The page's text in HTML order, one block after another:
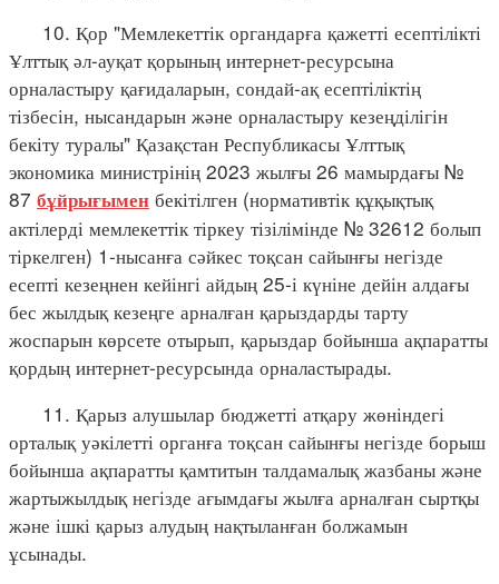
10. Қор "Мемлекеттік органдарға қажетті есептілікті
Ұлттық әл-ауқат қорының интернет-ресурсына
орналастыру қағидаларын, сондай-ақ есептіліктің
тізбесін, нысандарын және орналастыру кезеңділігін
бекіту туралы" Қазақстан Республикасы Ұлттық
экономика министрінің 2023 жылғы 26 мамырдағы №
87 бұйрығымен бекітілген (нормативтік құқықтық
актілерді мемлекеттік тіркеу тізілімінде № 32612 болып
тіркелген) 1-нысанға сәйкес тоқсан сайынғы негізде
есепті кезеңнен кейінгі айдың 25-і күніне дейін алдағы
бес жылдық кезеңге арналған қарыздарды тарту
жоспарын көрсете отырып, қарыздар бойынша ақпаратты
қордың интернет-ресурсында орналастырады.
11. Қарыз алушылар бюджетті атқару жөніндегі
орталық уәкілетті органға тоқсан сайынғы негізде борыш
бойынша ақпаратты қамтитын талдамалық жазбаны және
жартыжылдық негізде ағымдағы жылға арналған сыртқы
және ішкі қарыз алудың нақтыланған болжамын
ұсынады.